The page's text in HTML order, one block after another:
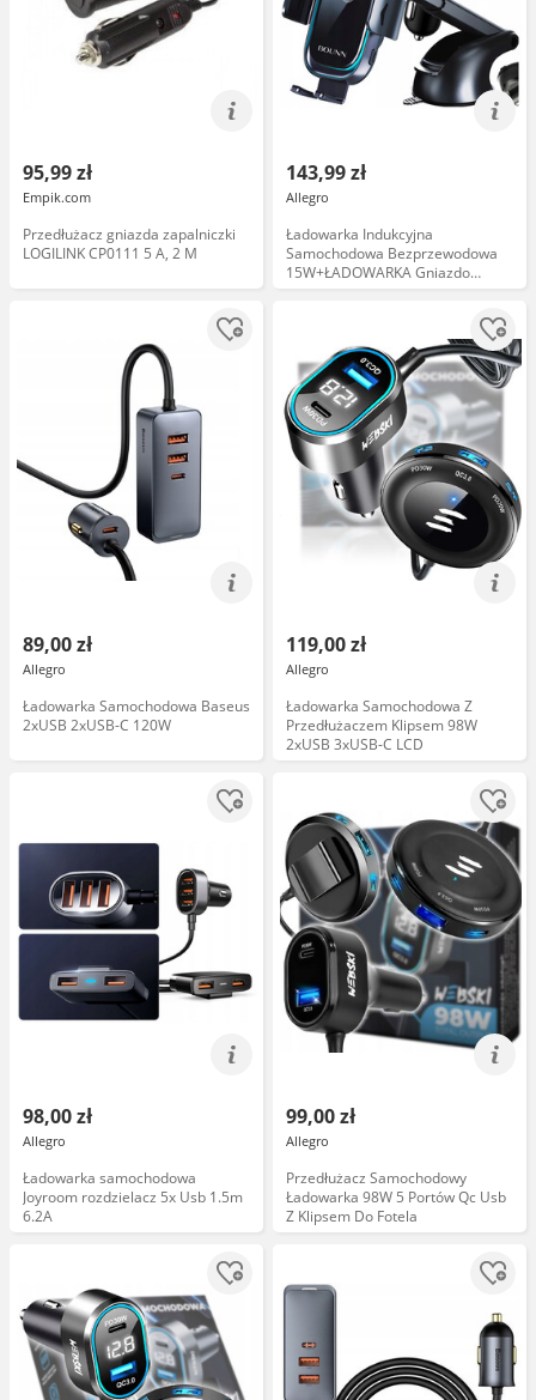
95,99 zł
Empik.com
Przedłużacz gniazda zapalniczki
LOGILINK CP0111 5 A, 2 M
143,99 zł
Allegro
Ładowarka Indukcyjna
Samochodowa Bezprzewodowa
15W+ŁADOWARKA Gniazdo
12/24V
89,00 zł
Allegro
Ładowarka Samochodowa Baseus
2xUSB 2xUSB-C 120W
119,00 zł
Allegro
Ładowarka Samochodowa Z
Przedłużaczem Klipsem 98W
2xUSB 3xUSB-C LCD
98,00 zł
Allegro
Ładowarka samochodowa
Joyroom rozdzielacz 5x Usb 1.5m
6.2A
99,00 zł
Allegro
Przedłużacz Samochodowy
Ładowarka 98W 5 Portów Qc Usb
Z Klipsem Do Fotela